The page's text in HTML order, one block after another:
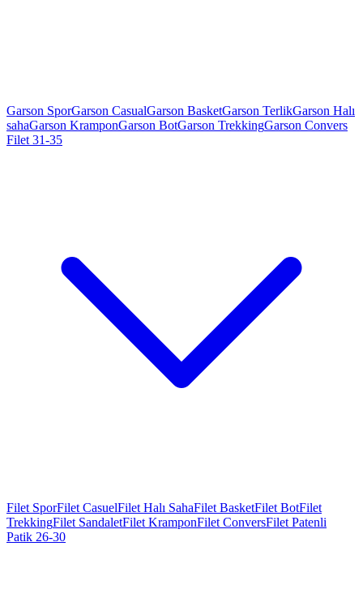
Garson SporGarson CasualGarson BasketGarson TerlikGarson Halı
sahaGarson KramponGarson BotGarson TrekkingGarson Convers
Filet 31-35
Filet SporFilet CasuelFilet Halı SahaFilet BasketFilet BotFilet
TrekkingFilet SandaletFilet KramponFilet ConversFilet Patenli
Patik 26-30